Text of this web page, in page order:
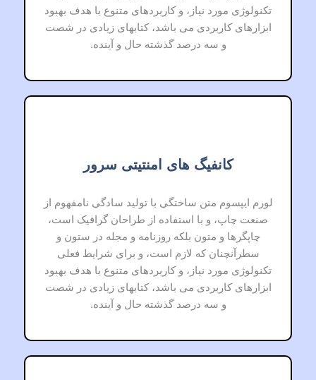
تکنولوژی مورد نیاز، و کاربردهای متنوع با هدف بهبود
ابزارهای کاربردی می باشد، کتابهای زیادی در شصت
و سه درصد گذشته حال و آینده.
کانفیگ های امنتیتی سرور
لورم ایپسوم متن ساختگی با تولید سادگی نامفهوم از
صنعت چاپ، و با استفاده از طراحان گرافیک است،
چاپگرها و متون بلکه روزنامه و مجله در ستون و
سطرآنچنان که لازم است، و برای شرایط فعلی
تکنولوژی مورد نیاز، و کاربردهای متنوع با هدف بهبود
ابزارهای کاربردی می باشد، کتابهای زیادی در شصت
و سه درصد گذشته حال و آینده.